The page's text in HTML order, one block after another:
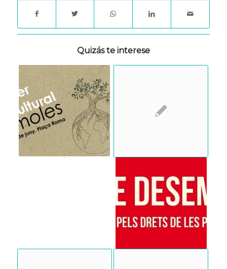
Quizás te interese